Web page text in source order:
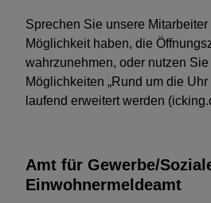
Sprechen Sie unsere
Möglichkeit haben, die
wahrzunehmen, oder nutzen
Möglichkeiten „Rund um die Uhr
laufend erweitert werden
Amt für Gewerbe/
Einwohnermeldeamt